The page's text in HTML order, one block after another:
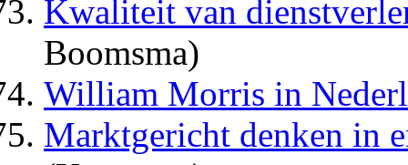
Kwaliteit van
Boomsma)
William Morris in
Marktgericht denken in